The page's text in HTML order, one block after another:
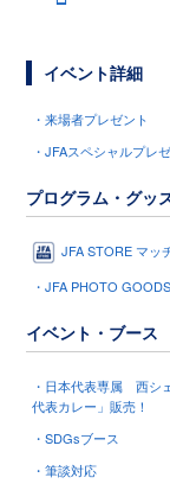
イベント詳細
・来場者プレゼント
・JFAスペシャルプレ
プログラム・グッ
JFA STORE マッ
・JFA PHOTO
イベント・ブース
・日本代表専属 西シ
代表カレー」販売！
・SDGsブース
・筆談対応